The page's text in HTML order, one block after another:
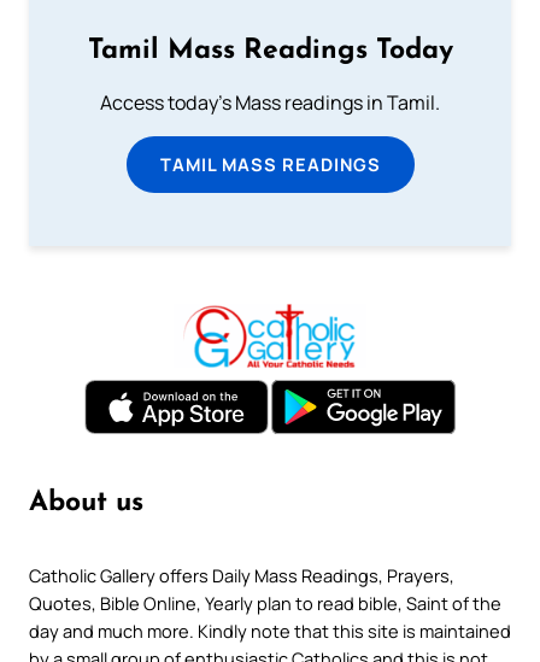
Tamil Mass Readings Today
Access today's Mass readings in Tamil.
TAMIL MASS READINGS
About us
Catholic Gallery offers Daily Mass Readings, Prayers,
Quotes, Bible Online, Yearly plan to read bible, Saint of the
day and much more. Kindly note that this site is maintained